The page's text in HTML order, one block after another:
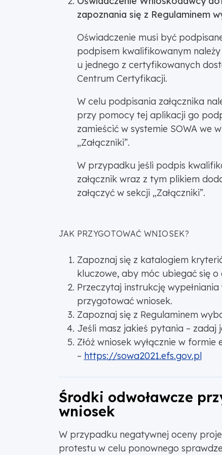
zapoznania się z Regulaminem
Oświadczenie musi być
podpisem kwalifikowanym
u jednego z certyfikowanych
Centrum Certyfikacji.
W celu podpisania załącznika
przy pomocy tej aplikacji go
zamieścić w systemie SOWA we
„Załączniki”.
W przypadku jeśli podpis
załącznik wraz z tym plikiem
załączyć w sekcji „Załączniki”.
JAK PRZYGOTOWAĆ WNIOSEK?
Zapoznaj się z katalogiem
kluczowe, aby móc ubiegać się o
Przeczytaj instrukcję
przygotować wniosek.
Zapoznaj się z Regulaminem
Jeśli masz jakieś pytania – zadaj
Złóż wniosek wyłącznie w
– https://sowa2021.efs.gov.pl
Środki odwoławcze
wniosek
W przypadku negatywnej oceny
protestu w celu ponownego